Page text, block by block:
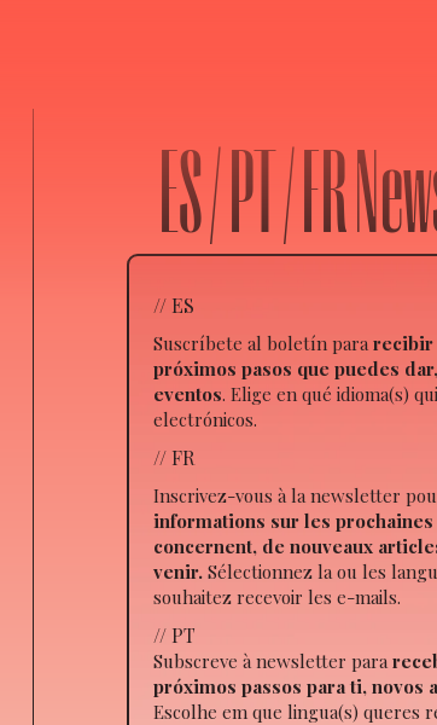
ES / PT / FR
// ES
Suscríbete al boletín pararecibir
próximos pasos que puedes
eventos. Elige en qué idioma(s)
electrónicos.
// FR
Inscrivez-vous à la newsletter
informations sur les prochaines
concernent, de nouveaux
venir. Sélectionnez la ou les
souhaitez recevoir les e-mails.
// PT
Subscreve à newsletter para
próximos passos para ti, novos
Escolhe em que lingua(s) queres